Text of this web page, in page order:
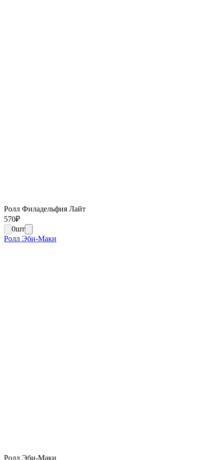
Ролл Филадельфия Лайт
570₽
0шт
Ролл Эби-Маки
Ролл Эби-Маки